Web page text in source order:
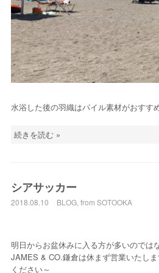
水浴した後の羽織はパイル素材がおすすめ
続きを読む »
シアサッカー
2018.08.10 BLOG, from SOTOOKA
明日からお盆休みに入る方が多いのでは
JAMES & CO.鎌倉は休まず営業いたし
ください～